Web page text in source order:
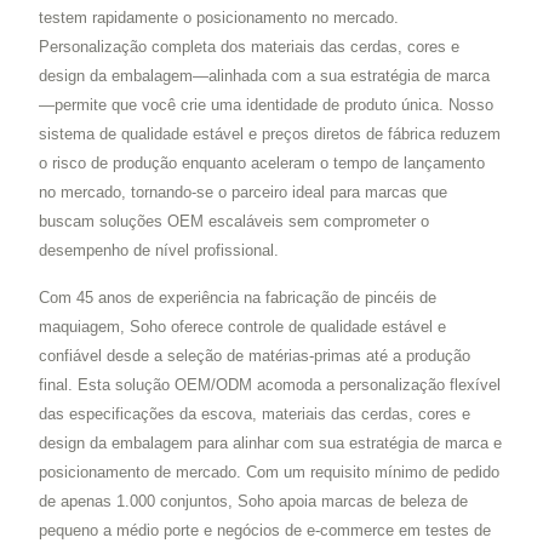
testem rapidamente o posicionamento no mercado.
Personalização completa dos materiais das cerdas, cores e
design da embalagem—alinhada com a sua estratégia de marca
—permite que você crie uma identidade de produto única. Nosso
sistema de qualidade estável e preços diretos de fábrica reduzem
o risco de produção enquanto aceleram o tempo de lançamento
no mercado, tornando-se o parceiro ideal para marcas que
buscam soluções OEM escaláveis sem comprometer o
desempenho de nível profissional.
Com 45 anos de experiência na fabricação de pincéis de
maquiagem, Soho oferece controle de qualidade estável e
confiável desde a seleção de matérias-primas até a produção
final. Esta solução OEM/ODM acomoda a personalização flexível
das especificações da escova, materiais das cerdas, cores e
design da embalagem para alinhar com sua estratégia de marca e
posicionamento de mercado. Com um requisito mínimo de pedido
de apenas 1.000 conjuntos, Soho apoia marcas de beleza de
pequeno a médio porte e negócios de e-commerce em testes de